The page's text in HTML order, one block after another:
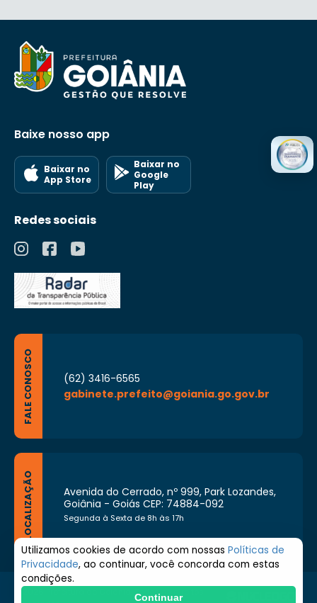
Baixe nosso app
Baixar no
App Store
Baixar no
Google
Play
Redes sociais
FALE CONOSCO
(62) 3416-6565
gabinete.prefeito@goiania.go.gov.br
LOCALIZAÇÃO
Avenida do Cerrado, nº 999, Park Lozandes,
Goiânia - Goiás CEP: 74884-092
Segunda à Sexta de 8h às 17h
© 2026 Prefeitura de Goiânia. Todos os direitos
Utilizamos cookies de acordo com nossas Políticas de
Privacidade, ao continuar, você concorda com estas
condições.
Continuar